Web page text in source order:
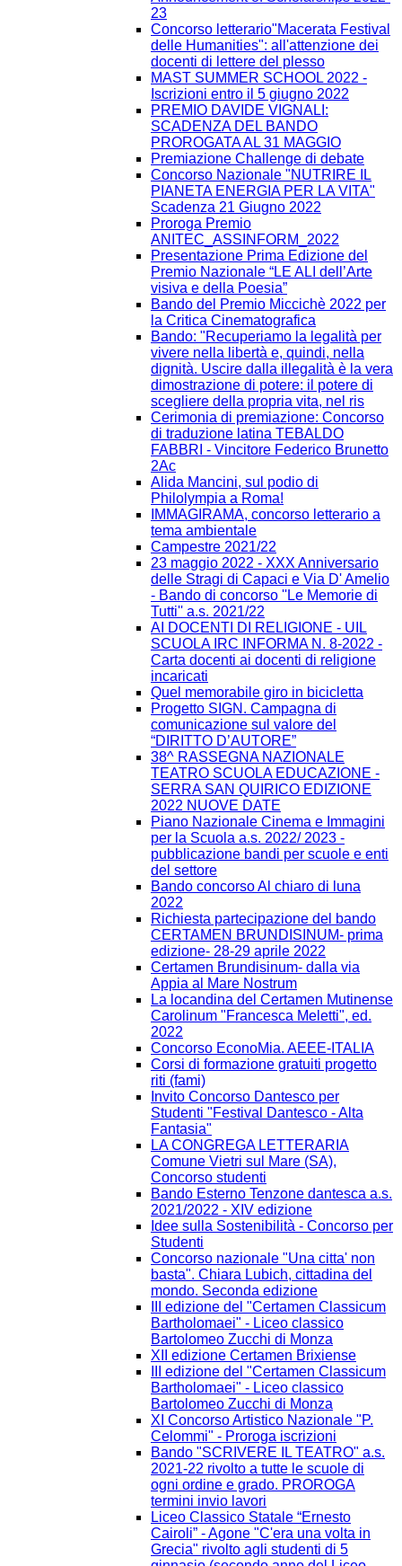
23
Concorso letterario"Macerata Festival
delle Humanities": all'attenzione dei
docenti di lettere del plesso
MAST SUMMER SCHOOL 2022 -
Iscrizioni entro il 5 giugno 2022
PREMIO DAVIDE VIGNALI:
SCADENZA DEL BANDO
PROROGATA AL 31 MAGGIO
Premiazione Challenge di debate
Concorso Nazionale "NUTRIRE IL
PIANETA ENERGIA PER LA VITA"
Scadenza 21 Giugno 2022
Proroga Premio
ANITEC_ASSINFORM_2022
Presentazione Prima Edizione del
Premio Nazionale “LE ALI dell’Arte
visiva e della Poesia”
Bando del Premio Miccichè 2022 per
la Critica Cinematografica
Bando: "Recuperiamo la legalità per
vivere nella libertà e, quindi, nella
dignità. Uscire dalla illegalità è la vera
dimostrazione di potere: il potere di
scegliere della propria vita, nel ris
Cerimonia di premiazione: Concorso
di traduzione latina TEBALDO
FABBRI - Vincitore Federico Brunetto
2Ac
Alida Mancini, sul podio di
Philolympia a Roma!
IMMAGIRAMA, concorso letterario a
tema ambientale
Campestre 2021/22
23 maggio 2022 - XXX Anniversario
delle Stragi di Capaci e Via D' Amelio
- Bando di concorso ''Le Memorie di
Tutti'' a.s. 2021/22
AI DOCENTI DI RELIGIONE - UIL
SCUOLA IRC INFORMA N. 8-2022 -
Carta docenti ai docenti di religione
incaricati
Quel memorabile giro in bicicletta
Progetto SIGN. Campagna di
comunicazione sul valore del
“DIRITTO D’AUTORE”
38^ RASSEGNA NAZIONALE
TEATRO SCUOLA EDUCAZIONE -
SERRA SAN QUIRICO EDIZIONE
2022 NUOVE DATE
Piano Nazionale Cinema e Immagini
per la Scuola a.s. 2022/ 2023 -
pubblicazione bandi per scuole e enti
del settore
Bando concorso Al chiaro di luna
2022
Richiesta partecipazione del bando
CERTAMEN BRUNDISINUM- prima
edizione- 28-29 aprile 2022
Certamen Brundisinum- dalla via
Appia al Mare Nostrum
La locandina del Certamen Mutinense
Carolinum "Francesca Meletti", ed.
2022
Concorso EconoMia. AEEE-ITALIA
Corsi di formazione gratuiti progetto
riti (fami)
Invito Concorso Dantesco per
Studenti "Festival Dantesco - Alta
Fantasia"
LA CONGREGA LETTERARIA
Comune Vietri sul Mare (SA),
Concorso studenti
Bando Esterno Tenzone dantesca a.s.
2021/2022 - XIV edizione
Idee sulla Sostenibilità - Concorso per
Studenti
Concorso nazionale "Una citta' non
basta". Chiara Lubich, cittadina del
mondo. Seconda edizione
III edizione del "Certamen Classicum
Bartholomaei" - Liceo classico
Bartolomeo Zucchi di Monza
XII edizione Certamen Brixiense
III edizione del "Certamen Classicum
Bartholomaei" - Liceo classico
Bartolomeo Zucchi di Monza
XI Concorso Artistico Nazionale "P.
Celommi" - Proroga iscrizioni
Bando "SCRIVERE IL TEATRO" a.s.
2021-22 rivolto a tutte le scuole di
ogni ordine e grado. PROROGA
termini invio lavori
Liceo Classico Statale “Ernesto
Cairoli” - Agone "C'era una volta in
Grecia" rivolto agli studenti di 5